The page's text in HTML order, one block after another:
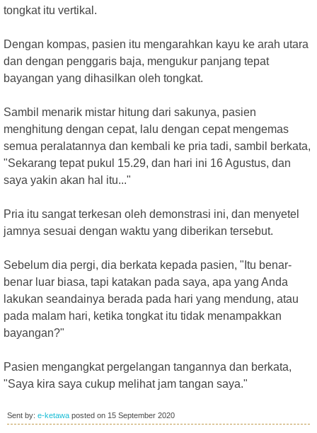
tongkat itu vertikal.
Dengan kompas, pasien itu mengarahkan kayu ke arah utara
dan dengan penggaris baja, mengukur panjang tepat
bayangan yang dihasilkan oleh tongkat.
Sambil menarik mistar hitung dari sakunya, pasien
menghitung dengan cepat, lalu dengan cepat mengemas
semua peralatannya dan kembali ke pria tadi, sambil berkata,
"Sekarang tepat pukul 15.29, dan hari ini 16 Agustus, dan
saya yakin akan hal itu..."
Pria itu sangat terkesan oleh demonstrasi ini, dan menyetel
jamnya sesuai dengan waktu yang diberikan tersebut.
Sebelum dia pergi, dia berkata kepada pasien, "Itu benar-
benar luar biasa, tapi katakan pada saya, apa yang Anda
lakukan seandainya berada pada hari yang mendung, atau
pada malam hari, ketika tongkat itu tidak menampakkan
bayangan?"
Pasien mengangkat pergelangan tangannya dan berkata,
"Saya kira saya cukup melihat jam tangan saya."
Sent by: e-ketawa posted on 15 September 2020